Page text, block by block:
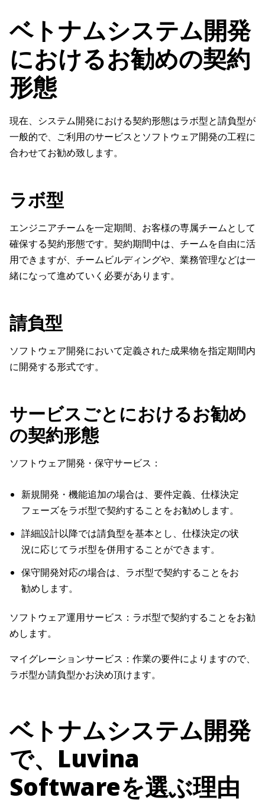
ベトナムシステム開発
におけるお勧めの契約
形態
現在、システム開発における契約形態はラボ型と請負型が
一般的で、ご利用のサービスとソフトウェア開発の工程に
合わせてお勧め致します。
ラボ型
エンジニアチームを一定期間、お客様の専属チームとして
確保する契約形態です。契約期間中は、チームを自由に活
用できますが、チームビルディングや、業務管理などは一
緒になって進めていく必要があります。
請負型
ソフトウェア開発において定義された成果物を指定期間内
に開発する形式です。
サービスごとにおけるお勧め
の契約形態
ソフトウェア開発・保守サービス：
新規開発・機能追加の場合は、要件定義、仕様決定
フェーズをラボ型で契約することをお勧めします。
詳細設計以降では請負型を基本とし、仕様決定の状
況に応じてラボ型を併用することができます。
保守開発対応の場合は、ラボ型で契約することをお
勧めします。
ソフトウェア運用サービス：ラボ型で契約することをお勧
めします。
マイグレーションサービス：作業の要件によりますので、
ラボ型か請負型かお決め頂けます。
ベトナムシステム開発
で、Luvina
Softwareを選ぶ理由